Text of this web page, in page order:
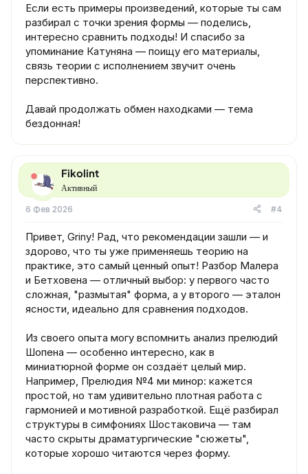
Если есть примеры произведений, которые ты сам
разбирал с точки зрения формы — поделись,
интересно сравнить подходы! И спасибо за
упоминание Катуняна — поищу его материалы,
связь теории с исполнением звучит очень
перспективно.
Давай продолжать обмен находками — тема
бездонная!
Fikolint
Активный
6 Фев 2026 #4
Привет, Griny! Рад, что рекомендации зашли — и
здорово, что ты уже применяешь теорию на
практике, это самый ценный опыт! Разбор Малера
и Бетховена — отличный выбор: у первого часто
сложная, "размытая" форма, а у второго — эталон
ясности, идеально для сравнения подходов.
Из своего опыта могу вспомнить анализ прелюдий
Шопена — особенно интересно, как в
миниатюрной форме он создаёт целый мир.
Например, Прелюдия №4 ми минор: кажется
простой, но там удивительно плотная работа с
гармонией и мотивной разработкой. Ещё разбирал
структуры в симфониях Шостаковича — там
часто скрыты драматургические "сюжеты",
которые хорошо читаются через форму.